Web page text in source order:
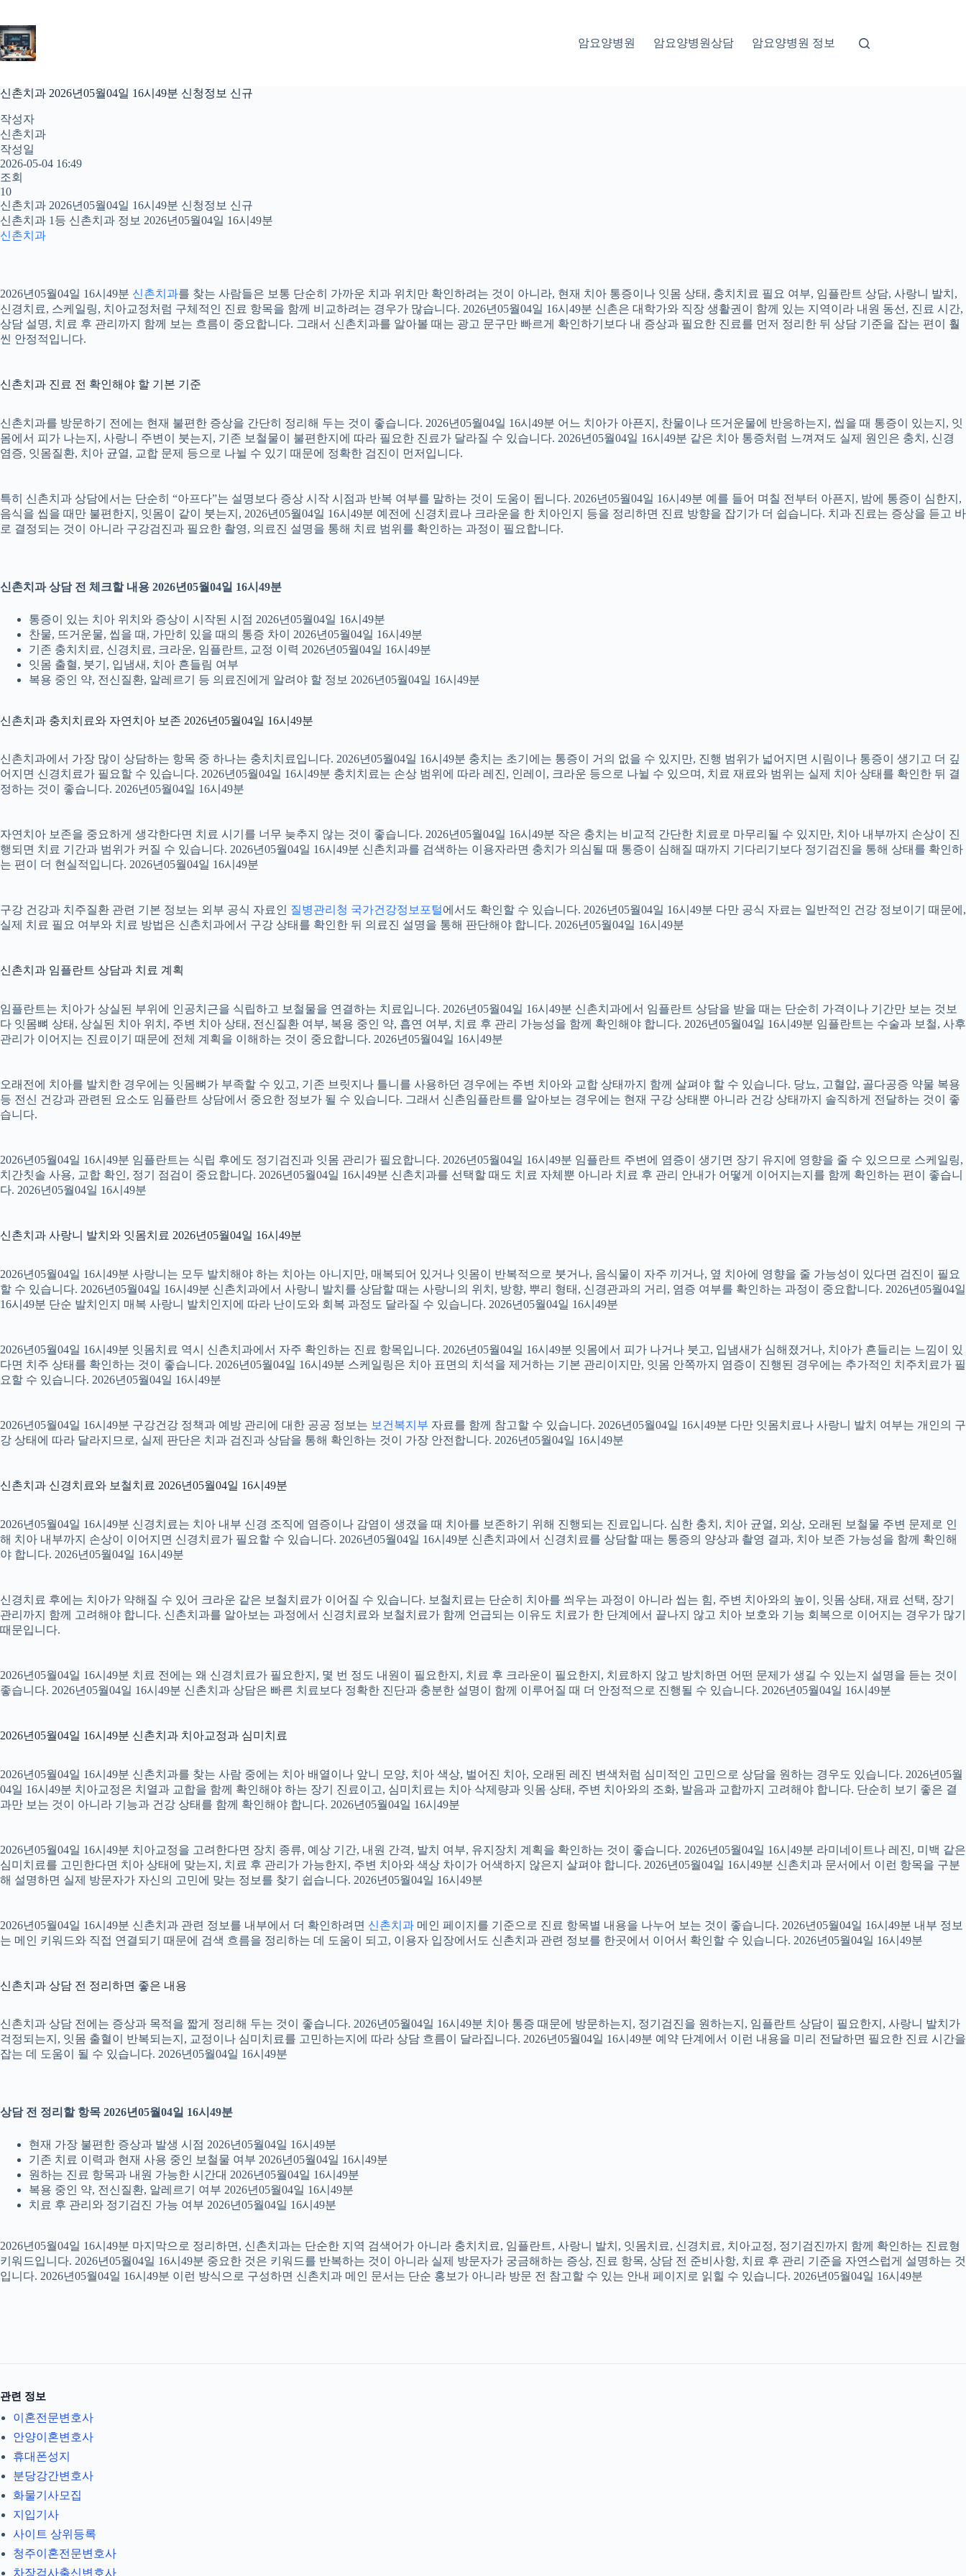
으
로
뛰
기
암요양병원 암요양병원상담 암요양병원 정보
신촌치과 2026년05월04일 16시49분 신청정보 신규
작성자
신촌치과
작성일
2026-05-04 16:49
조회
10
신촌치과 2026년05월04일 16시49분 신청정보 신규
신촌치과 1등 신촌치과 정보 2026년05월04일 16시49분
신촌치과
2026년05월04일 16시49분 신촌치과를 찾는 사람들은 보통 단순히 가까운 치과 위치만 확인하려는 것이 아니라, 현재 치아 통증이나 잇몸 상태, 충치치료 필요 여부, 임플란트 상담, 사랑니 발치,
신경치료, 스케일링, 치아교정처럼 구체적인 진료 항목을 함께 비교하려는 경우가 많습니다. 2026년05월04일 16시49분 신촌은 대학가와 직장 생활권이 함께 있는 지역이라 내원 동선, 진료 시간,
상담 설명, 치료 후 관리까지 함께 보는 흐름이 중요합니다. 그래서 신촌치과를 알아볼 때는 광고 문구만 빠르게 확인하기보다 내 증상과 필요한 진료를 먼저 정리한 뒤 상담 기준을 잡는 편이 훨
씬 안정적입니다.
신촌치과 진료 전 확인해야 할 기본 기준
신촌치과를 방문하기 전에는 현재 불편한 증상을 간단히 정리해 두는 것이 좋습니다. 2026년05월04일 16시49분 어느 치아가 아픈지, 찬물이나 뜨거운물에 반응하는지, 씹을 때 통증이 있는지, 잇
몸에서 피가 나는지, 사랑니 주변이 붓는지, 기존 보철물이 불편한지에 따라 필요한 진료가 달라질 수 있습니다. 2026년05월04일 16시49분 같은 치아 통증처럼 느껴져도 실제 원인은 충치, 신경
염증, 잇몸질환, 치아 균열, 교합 문제 등으로 나뉠 수 있기 때문에 정확한 검진이 먼저입니다.
특히 신촌치과 상담에서는 단순히 “아프다”는 설명보다 증상 시작 시점과 반복 여부를 말하는 것이 도움이 됩니다. 2026년05월04일 16시49분 예를 들어 며칠 전부터 아픈지, 밤에 통증이 심한지,
음식을 씹을 때만 불편한지, 잇몸이 같이 붓는지, 2026년05월04일 16시49분 예전에 신경치료나 크라운을 한 치아인지 등을 정리하면 진료 방향을 잡기가 더 쉽습니다. 치과 진료는 증상을 듣고 바
로 결정되는 것이 아니라 구강검진과 필요한 촬영, 의료진 설명을 통해 치료 범위를 확인하는 과정이 필요합니다.
신촌치과 상담 전 체크할 내용 2026년05월04일 16시49분
통증이 있는 치아 위치와 증상이 시작된 시점 2026년05월04일 16시49분
찬물, 뜨거운물, 씹을 때, 가만히 있을 때의 통증 차이 2026년05월04일 16시49분
기존 충치치료, 신경치료, 크라운, 임플란트, 교정 이력 2026년05월04일 16시49분
잇몸 출혈, 붓기, 입냄새, 치아 흔들림 여부
복용 중인 약, 전신질환, 알레르기 등 의료진에게 알려야 할 정보 2026년05월04일 16시49분
신촌치과 충치치료와 자연치아 보존 2026년05월04일 16시49분
신촌치과에서 가장 많이 상담하는 항목 중 하나는 충치치료입니다. 2026년05월04일 16시49분 충치는 초기에는 통증이 거의 없을 수 있지만, 진행 범위가 넓어지면 시림이나 통증이 생기고 더 깊
어지면 신경치료가 필요할 수 있습니다. 2026년05월04일 16시49분 충치치료는 손상 범위에 따라 레진, 인레이, 크라운 등으로 나뉠 수 있으며, 치료 재료와 범위는 실제 치아 상태를 확인한 뒤 결
정하는 것이 좋습니다. 2026년05월04일 16시49분
자연치아 보존을 중요하게 생각한다면 치료 시기를 너무 늦추지 않는 것이 좋습니다. 2026년05월04일 16시49분 작은 충치는 비교적 간단한 치료로 마무리될 수 있지만, 치아 내부까지 손상이 진
행되면 치료 기간과 범위가 커질 수 있습니다. 2026년05월04일 16시49분 신촌치과를 검색하는 이용자라면 충치가 의심될 때 통증이 심해질 때까지 기다리기보다 정기검진을 통해 상태를 확인하
는 편이 더 현실적입니다. 2026년05월04일 16시49분
구강 건강과 치주질환 관련 기본 정보는 외부 공식 자료인 질병관리청 국가건강정보포털에서도 확인할 수 있습니다. 2026년05월04일 16시49분 다만 공식 자료는 일반적인 건강 정보이기 때문에,
실제 치료 필요 여부와 치료 방법은 신촌치과에서 구강 상태를 확인한 뒤 의료진 설명을 통해 판단해야 합니다. 2026년05월04일 16시49분
신촌치과 임플란트 상담과 치료 계획
임플란트는 치아가 상실된 부위에 인공치근을 식립하고 보철물을 연결하는 치료입니다. 2026년05월04일 16시49분 신촌치과에서 임플란트 상담을 받을 때는 단순히 가격이나 기간만 보는 것보
다 잇몸뼈 상태, 상실된 치아 위치, 주변 치아 상태, 전신질환 여부, 복용 중인 약, 흡연 여부, 치료 후 관리 가능성을 함께 확인해야 합니다. 2026년05월04일 16시49분 임플란트는 수술과 보철, 사후
관리가 이어지는 진료이기 때문에 전체 계획을 이해하는 것이 중요합니다. 2026년05월04일 16시49분
오래전에 치아를 발치한 경우에는 잇몸뼈가 부족할 수 있고, 기존 브릿지나 틀니를 사용하던 경우에는 주변 치아와 교합 상태까지 함께 살펴야 할 수 있습니다. 당뇨, 고혈압, 골다공증 약물 복용
등 전신 건강과 관련된 요소도 임플란트 상담에서 중요한 정보가 될 수 있습니다. 그래서 신촌임플란트를 알아보는 경우에는 현재 구강 상태뿐 아니라 건강 상태까지 솔직하게 전달하는 것이 좋
습니다.
2026년05월04일 16시49분 임플란트는 식립 후에도 정기검진과 잇몸 관리가 필요합니다. 2026년05월04일 16시49분 임플란트 주변에 염증이 생기면 장기 유지에 영향을 줄 수 있으므로 스케일링,
치간칫솔 사용, 교합 확인, 정기 점검이 중요합니다. 2026년05월04일 16시49분 신촌치과를 선택할 때도 치료 자체뿐 아니라 치료 후 관리 안내가 어떻게 이어지는지를 함께 확인하는 편이 좋습니
다. 2026년05월04일 16시49분
신촌치과 사랑니 발치와 잇몸치료 2026년05월04일 16시49분
2026년05월04일 16시49분 사랑니는 모두 발치해야 하는 치아는 아니지만, 매복되어 있거나 잇몸이 반복적으로 붓거나, 음식물이 자주 끼거나, 옆 치아에 영향을 줄 가능성이 있다면 검진이 필요
할 수 있습니다. 2026년05월04일 16시49분 신촌치과에서 사랑니 발치를 상담할 때는 사랑니의 위치, 방향, 뿌리 형태, 신경관과의 거리, 염증 여부를 확인하는 과정이 중요합니다. 2026년05월04일
16시49분 단순 발치인지 매복 사랑니 발치인지에 따라 난이도와 회복 과정도 달라질 수 있습니다. 2026년05월04일 16시49분
2026년05월04일 16시49분 잇몸치료 역시 신촌치과에서 자주 확인하는 진료 항목입니다. 2026년05월04일 16시49분 잇몸에서 피가 나거나 붓고, 입냄새가 심해졌거나, 치아가 흔들리는 느낌이 있
다면 치주 상태를 확인하는 것이 좋습니다. 2026년05월04일 16시49분 스케일링은 치아 표면의 치석을 제거하는 기본 관리이지만, 잇몸 안쪽까지 염증이 진행된 경우에는 추가적인 치주치료가 필
요할 수 있습니다. 2026년05월04일 16시49분
2026년05월04일 16시49분 구강건강 정책과 예방 관리에 대한 공공 정보는 보건복지부 자료를 함께 참고할 수 있습니다. 2026년05월04일 16시49분 다만 잇몸치료나 사랑니 발치 여부는 개인의 구
강 상태에 따라 달라지므로, 실제 판단은 치과 검진과 상담을 통해 확인하는 것이 가장 안전합니다. 2026년05월04일 16시49분
신촌치과 신경치료와 보철치료 2026년05월04일 16시49분
2026년05월04일 16시49분 신경치료는 치아 내부 신경 조직에 염증이나 감염이 생겼을 때 치아를 보존하기 위해 진행되는 진료입니다. 심한 충치, 치아 균열, 외상, 오래된 보철물 주변 문제로 인
해 치아 내부까지 손상이 이어지면 신경치료가 필요할 수 있습니다. 2026년05월04일 16시49분 신촌치과에서 신경치료를 상담할 때는 통증의 양상과 촬영 결과, 치아 보존 가능성을 함께 확인해
야 합니다. 2026년05월04일 16시49분
신경치료 후에는 치아가 약해질 수 있어 크라운 같은 보철치료가 이어질 수 있습니다. 보철치료는 단순히 치아를 씌우는 과정이 아니라 씹는 힘, 주변 치아와의 높이, 잇몸 상태, 재료 선택, 장기
관리까지 함께 고려해야 합니다. 신촌치과를 알아보는 과정에서 신경치료와 보철치료가 함께 언급되는 이유도 치료가 한 단계에서 끝나지 않고 치아 보호와 기능 회복으로 이어지는 경우가 많기
때문입니다.
2026년05월04일 16시49분 치료 전에는 왜 신경치료가 필요한지, 몇 번 정도 내원이 필요한지, 치료 후 크라운이 필요한지, 치료하지 않고 방치하면 어떤 문제가 생길 수 있는지 설명을 듣는 것이
좋습니다. 2026년05월04일 16시49분 신촌치과 상담은 빠른 치료보다 정확한 진단과 충분한 설명이 함께 이루어질 때 더 안정적으로 진행될 수 있습니다. 2026년05월04일 16시49분
2026년05월04일 16시49분 신촌치과 치아교정과 심미치료
2026년05월04일 16시49분 신촌치과를 찾는 사람 중에는 치아 배열이나 앞니 모양, 치아 색상, 벌어진 치아, 오래된 레진 변색처럼 심미적인 고민으로 상담을 원하는 경우도 있습니다. 2026년05월
04일 16시49분 치아교정은 치열과 교합을 함께 확인해야 하는 장기 진료이고, 심미치료는 치아 삭제량과 잇몸 상태, 주변 치아와의 조화, 발음과 교합까지 고려해야 합니다. 단순히 보기 좋은 결
과만 보는 것이 아니라 기능과 건강 상태를 함께 확인해야 합니다. 2026년05월04일 16시49분
2026년05월04일 16시49분 치아교정을 고려한다면 장치 종류, 예상 기간, 내원 간격, 발치 여부, 유지장치 계획을 확인하는 것이 좋습니다. 2026년05월04일 16시49분 라미네이트나 레진, 미백 같은
심미치료를 고민한다면 치아 상태에 맞는지, 치료 후 관리가 가능한지, 주변 치아와 색상 차이가 어색하지 않은지 살펴야 합니다. 2026년05월04일 16시49분 신촌치과 문서에서 이런 항목을 구분
해 설명하면 실제 방문자가 자신의 고민에 맞는 정보를 찾기 쉽습니다. 2026년05월04일 16시49분
2026년05월04일 16시49분 신촌치과 관련 정보를 내부에서 더 확인하려면 신촌치과 메인 페이지를 기준으로 진료 항목별 내용을 나누어 보는 것이 좋습니다. 2026년05월04일 16시49분 내부 정보
는 메인 키워드와 직접 연결되기 때문에 검색 흐름을 정리하는 데 도움이 되고, 이용자 입장에서도 신촌치과 관련 정보를 한곳에서 이어서 확인할 수 있습니다. 2026년05월04일 16시49분
신촌치과 상담 전 정리하면 좋은 내용
신촌치과 상담 전에는 증상과 목적을 짧게 정리해 두는 것이 좋습니다. 2026년05월04일 16시49분 치아 통증 때문에 방문하는지, 정기검진을 원하는지, 임플란트 상담이 필요한지, 사랑니 발치가
걱정되는지, 잇몸 출혈이 반복되는지, 교정이나 심미치료를 고민하는지에 따라 상담 흐름이 달라집니다. 2026년05월04일 16시49분 예약 단계에서 이런 내용을 미리 전달하면 필요한 진료 시간을
잡는 데 도움이 될 수 있습니다. 2026년05월04일 16시49분
상담 전 정리할 항목 2026년05월04일 16시49분
현재 가장 불편한 증상과 발생 시점 2026년05월04일 16시49분
기존 치료 이력과 현재 사용 중인 보철물 여부 2026년05월04일 16시49분
원하는 진료 항목과 내원 가능한 시간대 2026년05월04일 16시49분
복용 중인 약, 전신질환, 알레르기 여부 2026년05월04일 16시49분
치료 후 관리와 정기검진 가능 여부 2026년05월04일 16시49분
2026년05월04일 16시49분 마지막으로 정리하면, 신촌치과는 단순한 지역 검색어가 아니라 충치치료, 임플란트, 사랑니 발치, 잇몸치료, 신경치료, 치아교정, 정기검진까지 함께 확인하는 진료형
키워드입니다. 2026년05월04일 16시49분 중요한 것은 키워드를 반복하는 것이 아니라 실제 방문자가 궁금해하는 증상, 진료 항목, 상담 전 준비사항, 치료 후 관리 기준을 자연스럽게 설명하는 것
입니다. 2026년05월04일 16시49분 이런 방식으로 구성하면 신촌치과 메인 문서는 단순 홍보가 아니라 방문 전 참고할 수 있는 안내 페이지로 읽힐 수 있습니다. 2026년05월04일 16시49분
관련 정보
이혼전문변호사
안양이혼변호사
휴대폰성지
분당강간변호사
화물기사모집
지입기사
사이트 상위등록
청주이혼전문변호사
차장검사출신변호사